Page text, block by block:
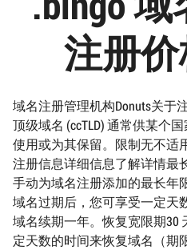
注册
域名注册管理机构Donuts关于
顶级域名 (ccTLD) 通常供某个
使用或为其保留。限制无不适
注册信息详细信息了解详情最
手动为域名注册添加的最长年
域名过期后，您可享受一定天
域名续期一年。恢复宽限期30
定天数的时间来恢复域名（期